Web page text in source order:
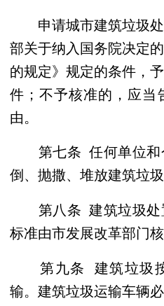
申请城市建筑垃圾处
部关于纳入国务院决定
的规定》规定的条件，
件；不予核准的，应当
由。
第七条 任何单位和
倒、抛撒、堆放建筑垃圾
第八条 建筑垃圾处
标准由市发展改革部门核
第九条 建筑垃圾按
输。建筑垃圾运输车辆